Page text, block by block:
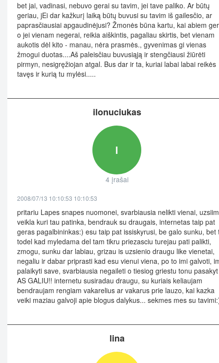
bet jai, vadinasi, nebuvo gerai su tavim, jei tave paliko. Ar būtų
geriau, jEi dar kažkurį laiką būtų buvusi su tavim iš gailesčio, ar
paprasčiausiai apgaudinėjusi? Žmonės būna kartu, kai abiem
o jei vienam negerai, reikia aiškintis, pagaliau skirtis, bet vienam
aukotis dėl kito - manau, nėra prasmės., gyvenimas gi vienas
žmogui duotas....Aš paleisčiau buvusiąją ir stengčiausi žiūrėti
pirmyn, nesigręžiojan atgal. Bus dar ir ta, kuriai labai labai reikės
tavęs ir kurią tu mylėsi.....
ilonuciukas
I
4 įrašai
2008/07/13 10:10:53 10:10:53
pritariu Lapes snapes nuomonei, svarbiausia nelikti vienai,
veikla kuri tau patinka, bendrauk su draugais, internetas taip pat
geras pagalbininkas:) esu taip pat issiskyrusi, be galo sunku, bet
todel kad myledama del tam tikru priezasciu turejau pati palikti,
zmogu, sunku dar labiau, grizau is uzsienio draugu like vienetai,
negaliu ir dabar priprasti kad esu vienui viena, po to imi galvoti,
palaikyti save, svarbiausia negaileti o tiesiog griestu tonu pasakyt
AS GALIU!! internetu susiradau draugu, su kuriais keliaujam
bendraujam rengiam vakarelius ar vakarus prie lauzo, kai kazka
veiki maziau galvoji apie blogus dalykus... sekmes mes su
lina